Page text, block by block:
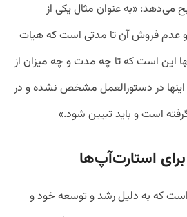
می‌دهد: «به عنوان مثال یکی از
عدم فروش آن تا مدتی است که هیات
این است که تا چه مدت و چه میزان از
در دستورالعمل مشخص نشده و در
است و باید تبیین شود.»
استارت‌آپ‌ها
است که به دلیل رشد و توسعه خود و